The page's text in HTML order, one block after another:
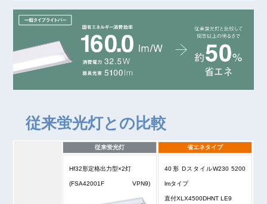
従来蛍光灯との比較
従来蛍光灯 省エネタイプ
Hf32形定格出力型×2灯
(FSA42001F VPN9)
40形 DスタイルW230 5200
lmタイプ
直付XLX4500DHNT LE9